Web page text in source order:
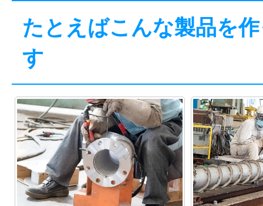
たとえばこんな製品を
す